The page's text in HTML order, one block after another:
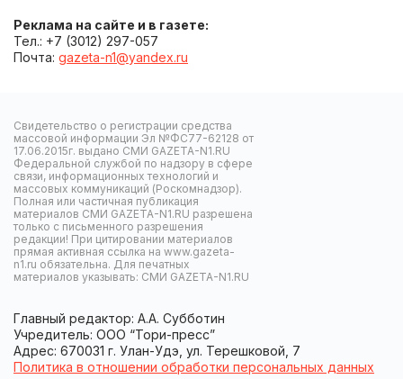
Реклама на сайте и в газете:
Тел.: +7 (3012) 297-057
Почта: gazeta-n1@yandex.ru
Свидетельство о регистрации средства
массовой информации Эл №ФС77-62128 от
17.06.2015г. выдано СМИ GAZETA-N1.RU
Федеральной службой по надзору в сфере
связи, информационных технологий и
массовых коммуникаций (Роскомнадзор).
Полная или частичная публикация
материалов СМИ GAZETA-N1.RU разрешена
только с письменного разрешения
редакции! При цитировании материалов
прямая активная ссылка на www.gazeta-
n1.ru обязательна. Для печатных
материалов указывать: СМИ GAZETA-N1.RU
Главный редактор: А.А. Субботин
Учредитель: ООО “Тори-пресс”
Адрес: 670031 г. Улан-Удэ, ул. Терешковой, 7
Политика в отношении обработки персональных данных